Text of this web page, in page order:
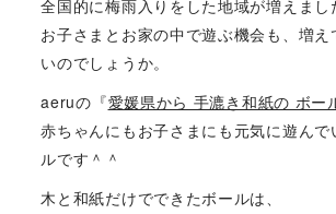
全国的に梅雨入りをした地域が増えまし
お子さまとお家の中で遊ぶ機会も、増え
いのでしょうか。
aeruの『愛媛県から 手漉き和紙の ボー
赤ちゃんにもお子さまにも元気に遊んで
ルです＾＾
木と和紙だけでできたボールは、